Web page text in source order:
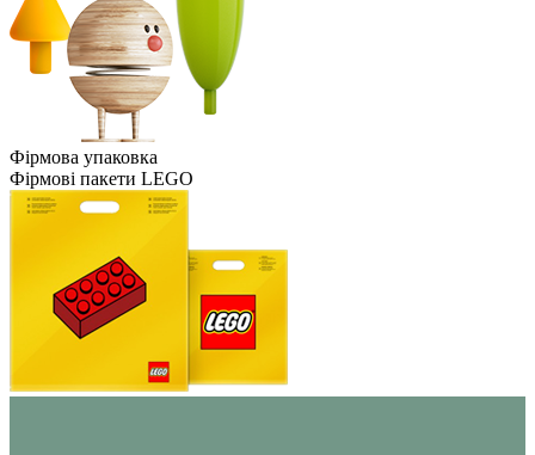
Фірмова упаковка
Фірмові пакети LEGO